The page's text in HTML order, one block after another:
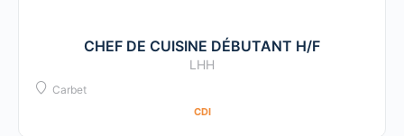
CHEF DE CUISINE DÉBUTANT H/F
LHH
Carbet
CDI